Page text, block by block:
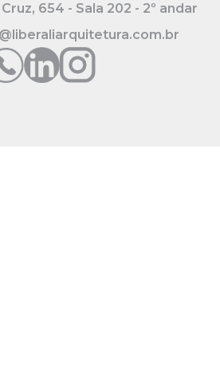
654 - Sala 202 - 2º andar